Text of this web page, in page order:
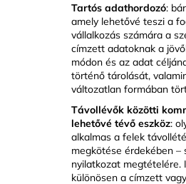
Tartós adathordozó:
amely lehetővé teszi a
vállalkozás számára a
címzett adatoknak a
módon és az adat
történő tárolását,
változatlan formában
Távollévők közötti
lehetővé tévő eszköz:
alkalmas a felek
megkötése érdekében –
nyilatkozat megtételére.
különösen a címzett